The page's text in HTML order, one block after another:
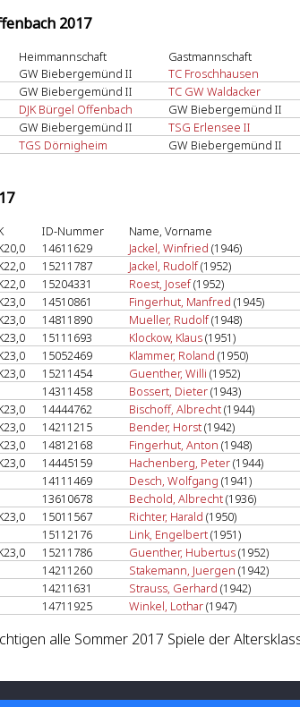
2017
Heimmannschaft Gastmannschaft
GW Biebergemünd II TC Froschhausen
GW Biebergemünd II TC GW Waldacker
DJK Bürgel Offenbach GW Biebergemünd II
GW Biebergemünd II TSG Erlensee II
TGS Dörnigheim GW Biebergemünd II
ID-Nummer Name, Vorname
14611629 Jackel, Winfried (1946)
15211787 Jackel, Rudolf(1952)
15204331 Roest, Josef(1952)
14510861 Fingerhut, Manfred (1945)
14811890 Mueller, Rudolf(1948)
15111693 Klockow, Klaus(1951)
15052469 Klammer, Roland (1950)
15211454 Guenther, Willi (1952)
14311458 Bossert, Dieter(1943)
14444762 Bischoff, Albrecht(1944)
14211215 Bender, Horst(1942)
14812168 Fingerhut, Anton (1948)
14445159 Hachenberg, Peter(1944)
14111469 Desch, Wolfgang (1941)
13610678 Bechold, Albrecht(1936)
15011567 Richter, Harald (1950)
15112176 Link, Engelbert(1951)
15211786 Guenther, Hubertus(1952)
14211260 Stakemann, Juergen (1942)
14211631 Strauss, Gerhard (1942)
14711925 Winkel, Lothar(1947)
alle Sommer 2017 Spiele der